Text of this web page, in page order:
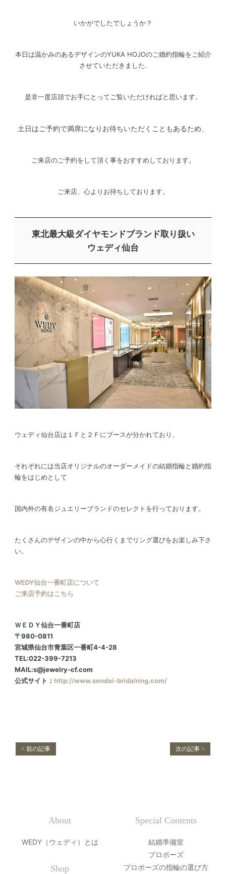
いかがでしたでしょうか？
本日は温かみのあるデザインのYUKA HOJOのご婚約指輪をご紹介
させていただきました.
是非一度店頭でお手にとってご覧いただければと思います。
土日はご予約で満席になりお待ちいただくこともあるため、
ご来店のご予約をして頂く事をおすすめしております。
ご来店、心よりお待ちしております。
東北最大級ダイヤモンドブランド取り扱い
ウェディ仙台
ウェディ仙台店は１Ｆと２Ｆにブースが分かれており、
それぞれには当店オリジナルのオーダーメイドの結婚指輪と婚約指
輪をはじめとして
国内外の有名ジュエリーブランドのセレクトを行っております。
たくさんのデザインの中から心行くまでリング選びをお楽しみ下さ
い。
WEDY仙台一番町店について
ご来店予約はこちら
ＷＥＤＹ仙台一番町店
〒980-0811
宮城県仙台市青葉区一番町4-4-28
TEL:022-399-7213
MAIL:s@jewelry-cf.com
公式サイト： http://www.sendai-bridalring.com/
< 前の記事 次の記事 >
About
WEDY（ウェディ）とは
Shop
Special Contents
結婚準備室
プロポーズ
プロポーズの指輪の選び方